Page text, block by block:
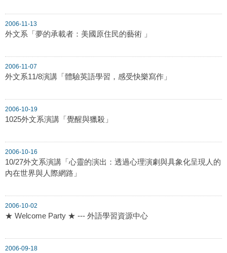
2006-11-13
外文系「夢的承載者：美國原住民的藝術 」
2006-11-07
外文系11/8演講「體驗英語學習，感受快樂寫作」
2006-10-19
1025外文系演講「覺醒與獵殺」
2006-10-16
10/27外文系演講「心靈的演出：透過心理演劇與具象化呈現人的
內在世界與人際網路」
2006-10-02
★ Welcome Party ★ --- 外語學習資源中心
2006-09-18